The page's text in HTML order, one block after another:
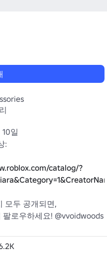
일
:
catalog/?
모두 공개되면,
팔로우하세요! @vvoidwoods